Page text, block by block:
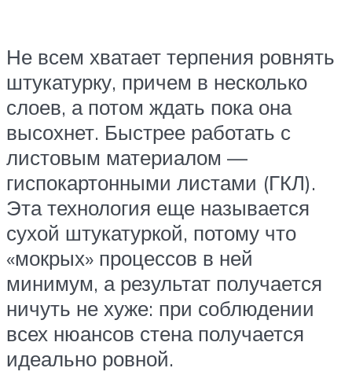
Не всем хватает терпения ровнять
штукатурку, причем в несколько
слоев, а потом ждать пока она
высохнет. Быстрее работать с
листовым материалом —
гиспокартонными листами (ГКЛ).
Эта технология еще называется
сухой штукатуркой, потому что
«мокрых» процессов в ней
минимум, а результат получается
ничуть не хуже: при соблюдении
всех нюансов стена получается
идеально ровной.